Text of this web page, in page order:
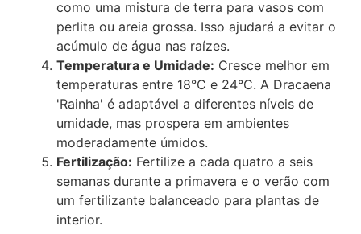
como uma mistura de terra para vasos com
perlita ou areia grossa. Isso ajudará a evitar o
acúmulo de água nas raízes.
Temperatura e Umidade: Cresce melhor em
temperaturas entre 18°C e 24°C. A Dracaena
'Rainha' é adaptável a diferentes níveis de
umidade, mas prospera em ambientes
moderadamente úmidos.
Fertilização: Fertilize a cada quatro a seis
semanas durante a primavera e o verão com
um fertilizante balanceado para plantas de
interior.